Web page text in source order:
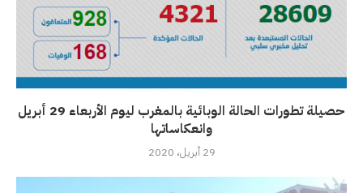
حصيلة تطورات الحالة الوبائية بالمغرب ليوم الأربعاء 29 أبريل
وانعكاساتها
29 أبريل، 2020